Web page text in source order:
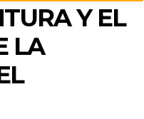
Y EL
LA